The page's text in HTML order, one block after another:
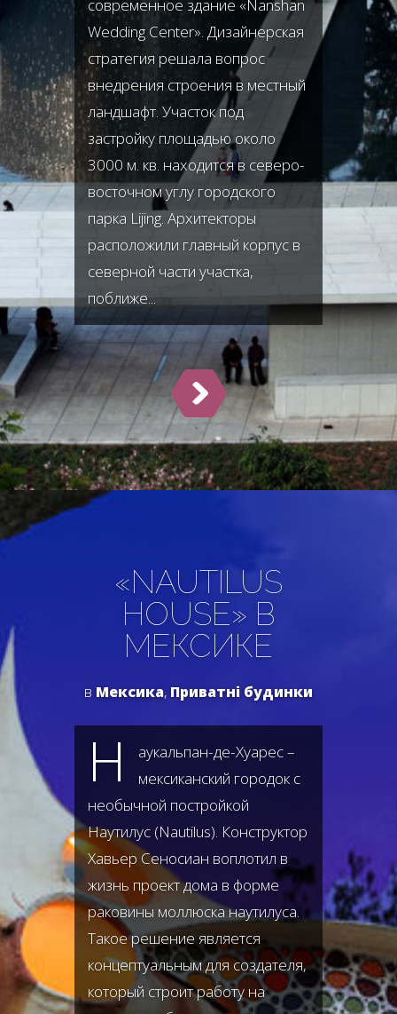
современное здание «Nanshan
Wedding Center». Дизайнерская
стратегия решала вопрос
внедрения строения в местный
ландшафт. Участок под
застройку площадью около
3000 м. кв. находится в северо-
восточном углу городского
парка Lijing. Архитекторы
расположили главный корпус в
северной части участка,
поближе...
«NAUTILUS
HOUSE» В
МЕКСИКЕ
в Мексика,Приватні будинки
Н
аукальпан-де-Хуарес –
мексиканский городок с
необычной постройкой
Наутилус (Nautilus). Конструктор
Хавьер Сеносиан воплотил в
жизнь проект дома в форме
раковины моллюска наутилуса.
Такое решение является
концептуальным для создателя,
который строит работу на